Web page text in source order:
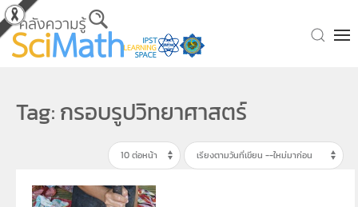
Skip to main content
Tag: กรอบรูปวิทยาศาสตร์